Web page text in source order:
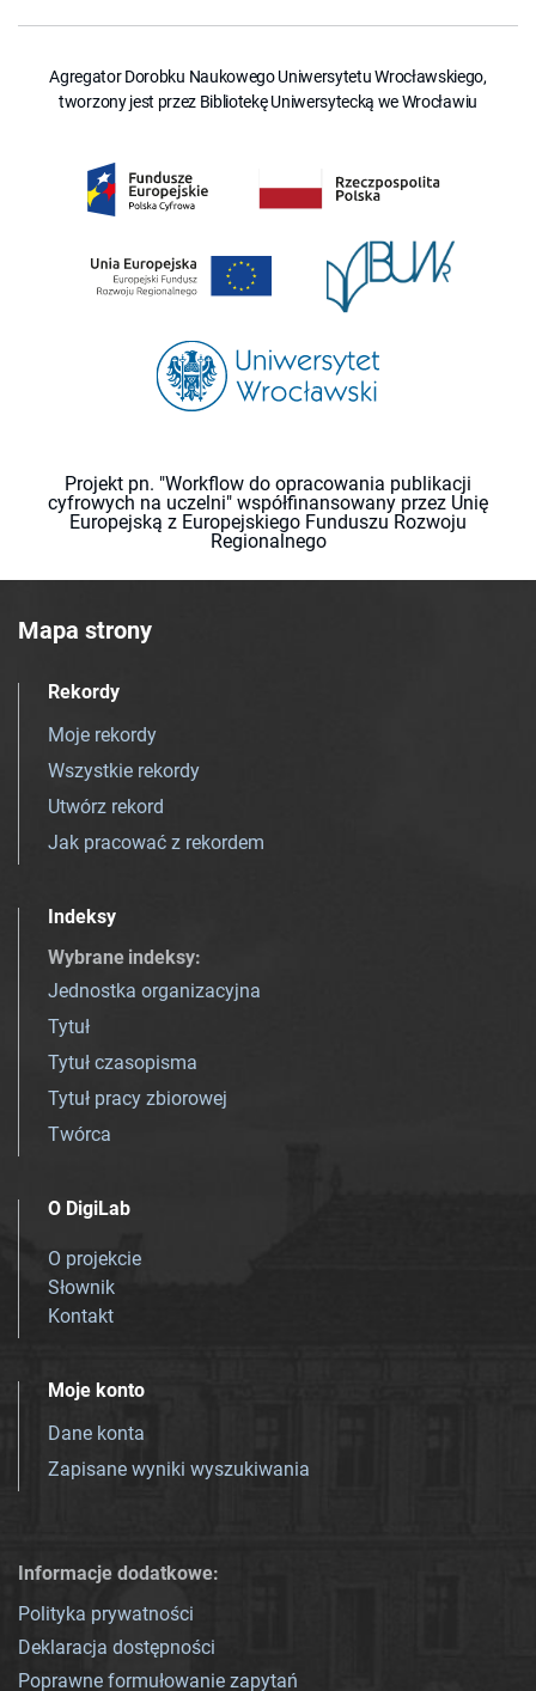
Agregator Dorobku Naukowego Uniwersytetu Wrocławskiego,
tworzony jest przez Bibliotekę Uniwersytecką we Wrocławiu
Projekt pn. "Workflow do opracowania publikacji
cyfrowych na uczelni" współfinansowany przez Unię
Europejską z Europejskiego Funduszu Rozwoju
Regionalnego
Mapa strony
Rekordy
Moje rekordy
Wszystkie rekordy
Utwórz rekord
Jak pracować z rekordem
Indeksy
Wybrane indeksy:
Jednostka organizacyjna
Tytuł
Tytuł czasopisma
Tytuł pracy zbiorowej
Twórca
O DigiLab
O projekcie
Słownik
Kontakt
Moje konto
Dane konta
Zapisane wyniki wyszukiwania
Informacje dodatkowe:
Polityka prywatności
Deklaracja dostępności
Poprawne formułowanie zapytań